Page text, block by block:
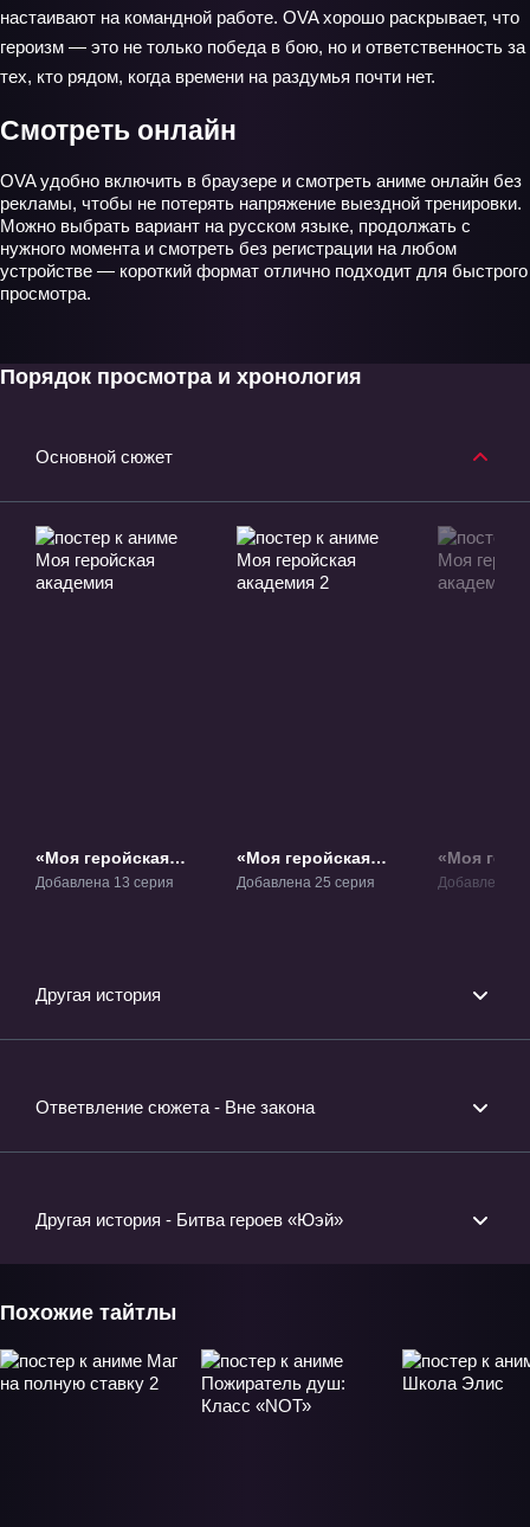
настаивают на командной работе. OVA хорошо раскрывает, что
героизм — это не только победа в бою, но и ответственность за
тех, кто рядом, когда времени на раздумья почти нет.
Смотреть онлайн
OVA удобно включить в браузере и смотреть аниме онлайн без
рекламы, чтобы не потерять напряжение выездной тренировки.
Можно выбрать вариант на русском языке, продолжать с
нужного момента и смотреть без регистрации на любом
устройстве — короткий формат отлично подходит для быстрого
просмотра.
Порядок просмотра и хронология
Основной сюжет
«Моя геройская
академия» ТВ-1
Добавлена 13 серия
«Моя геройская
академия 2» ТВ-2
Добавлена 25 серия
«Моя
академия
Добавлена
Другая история
Ответвление сюжета - Вне закона
Другая история - Битва героев «Юэй»
Похожие тайтлы